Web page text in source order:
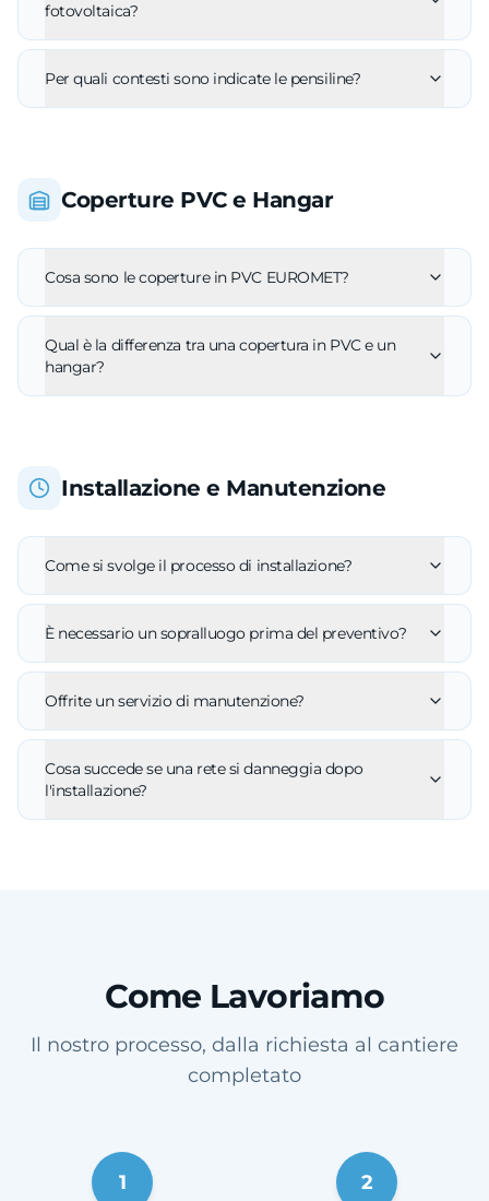
fotovoltaica?
Per quali contesti sono indicate le pensiline?
Coperture PVC e Hangar
Cosa sono le coperture in PVC EUROMET?
Qual è la differenza tra una copertura in PVC e un
hangar?
Installazione e Manutenzione
Come si svolge il processo di installazione?
È necessario un sopralluogo prima del preventivo?
Offrite un servizio di manutenzione?
Cosa succede se una rete si danneggia dopo
l'installazione?
Come Lavoriamo
Il nostro processo, dalla richiesta al cantiere
completato
1 2